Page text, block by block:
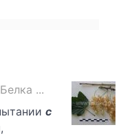
Белка ...
с